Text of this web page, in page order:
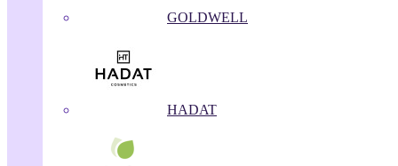
GOLDWELL
HADAT